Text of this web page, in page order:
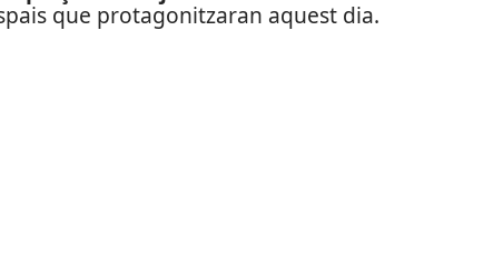
que protagonitzaran aquest dia.